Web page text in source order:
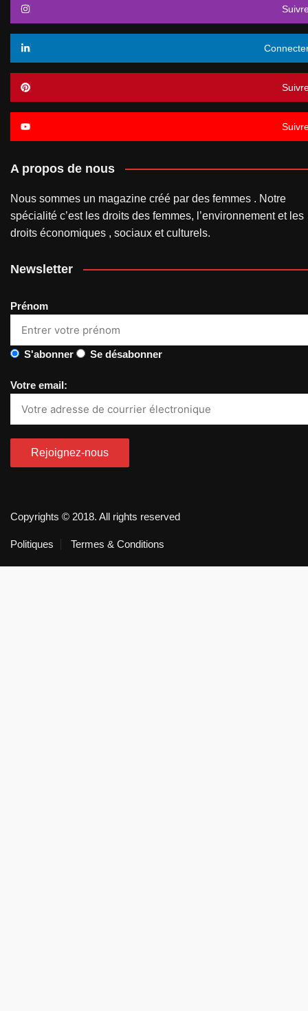
A propos de nous
Nous sommes un magazine créé par des femmes . Notre
spécialité c’est les droits des femmes, l’environnement et les
droits économiques , sociaux et culturels.
Newsletter
Prénom
S'abonner Se désabonner
Votre email:
Copyrights © 2018. All rights reserved
Politiques Termes & Conditions